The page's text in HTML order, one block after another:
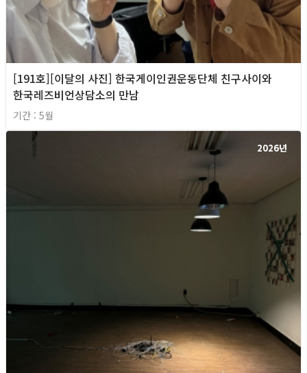
[191호][이달의 사진] 한국게이인권운동단체 친구사이와
한국레즈비언상담소의 만남
기간 : 5월
2026년